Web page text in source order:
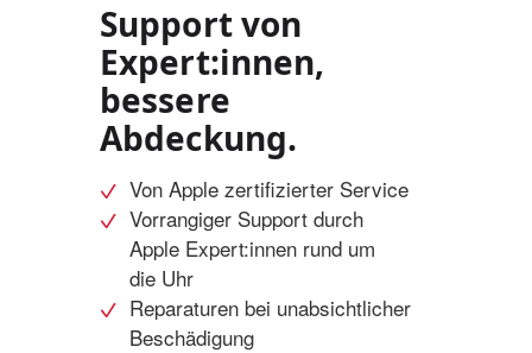
Support von
Expert:innen,
bessere
Abdeckung.
Von Apple zertifizierter Service
Vorrangiger Support durch
Apple Expert:innen rund um
die Uhr
Reparaturen bei unabsichtlicher
Beschädigung